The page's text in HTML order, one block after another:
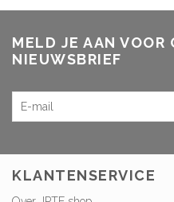
MELD JE AAN VOOR
NIEUWSBRIEF
KLANTENSERVICE